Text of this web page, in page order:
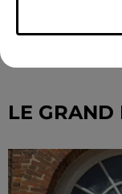
Coupe de
connaissent la...
Centre à
LE GRAND